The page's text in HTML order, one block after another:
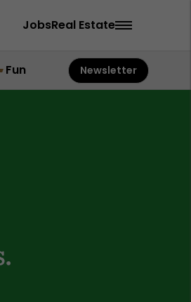
JobsReal Estate
Fun Newsletter